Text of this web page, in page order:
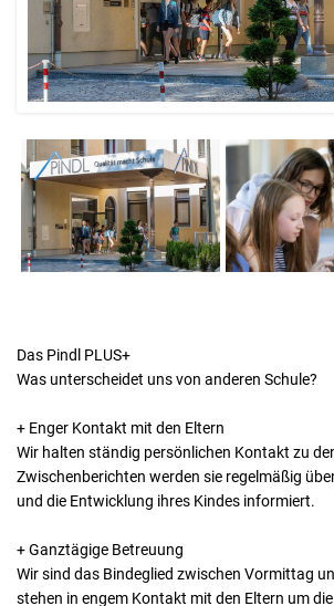
Das Pindl PLUS+
Was unterscheidet uns von anderen Schule?
+ Enger Kontakt mit den Eltern
Wir halten ständig persönlichen Kontakt zu
Zwischenberichten werden sie regelmäßig
und die Entwicklung ihres Kindes informiert.
+ Ganztägige Betreuung
Wir sind das Bindeglied zwischen Vormittag
stehen in engem Kontakt mit den Eltern um